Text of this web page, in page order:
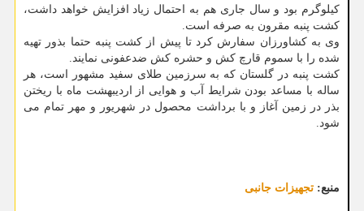
کیلوگرم بود و سال جاری هم به احتمال زیاد افزایش خواهد داشت،
کشت پنبه مقرون به صرفه است.
وی به کشاورزان سفارش کرد تا پیش از کشت پنبه حتما بذور تهیه
شده را با سموم قارچ کش و حشره کش ضدعفونی نمایند.
کشت پنبه در گلستان که به سرزمین طلای سفید مشهور است، هر
ساله با مساعد بودن شرایط آب و هوایی از اردیبهشت ماه با ریختن
بذر در زمین آغاز و با برداشت محصول در شهریور و مهر تمام می
شود.
منبع: تجهیزات جانبی